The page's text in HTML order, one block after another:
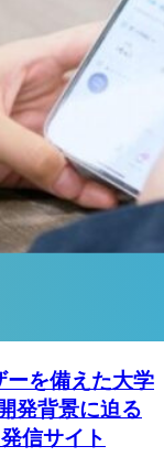
を備えた大学
発背景に迫る
信サイト